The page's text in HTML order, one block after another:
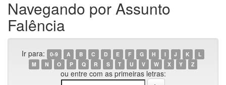
Navegando por Assunto
Falência
Ir para: 0-9 A B C D E F G H I J K
L
M
N O P Q R S T U V W X Y Z
ou entre com as primeiras letras: